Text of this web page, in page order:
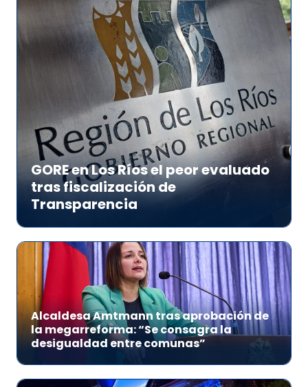
GORE en Los Ríos el peor evaluado
tras fiscalización de
Transparencia
Alcaldesa Amtmann tras aprobación de
la megarreforma: “Se consagra la
desigualdad entre comunas”